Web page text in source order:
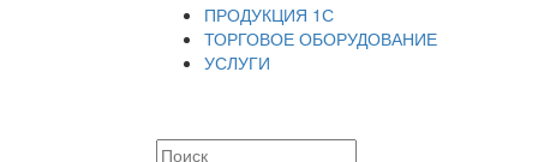
ПРОДУКЦИЯ 1С
ТОРГОВОЕ ОБОРУДОВАНИЕ
УСЛУГИ